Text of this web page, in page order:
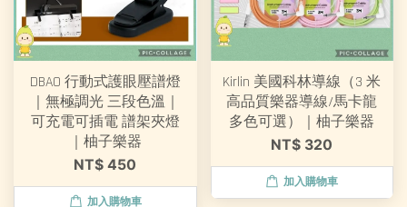
DBAO 行動式護眼壓譜燈
｜無極調光 三段色溫｜
可充電可插電 譜架夾燈
｜柚子樂器
NT$ 450
加入購物車
Kirlin 美國科林導線（3 米
高品質樂器導線/馬卡龍
多色可選）｜柚子樂器
NT$ 320
加入購物車